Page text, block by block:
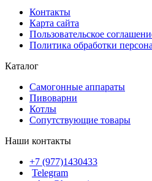
Контакты
Карта сайта
Пользовательское
Политика обработки
Каталог
Cамогонные аппараты
Пивоварни
Котлы
Сопутствующие товары
Наши контакты
+7 (977)1430433
Telegram